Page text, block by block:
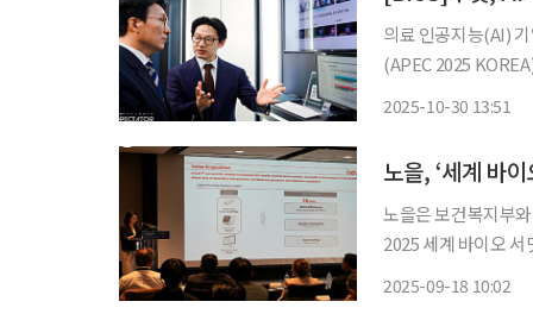
의료 인공지능(AI)
(APEC 2025
2025-10-30 13:51
노을, ‘세계 바
노을은 보건복지부
2025 세계 바이오
2025-09-18 10:02